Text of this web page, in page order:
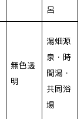
呂
無色透
明
湯畑源
泉・時
間湯・
共同浴
場